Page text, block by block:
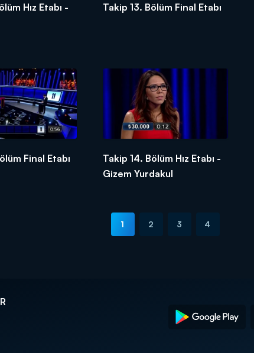
Hız Etabı -
Takip 13. Bölüm Final Etabı
Final Etabı
Takip 14. Bölüm Hız Etabı -
Gizem Yurdakul
1 2 3 4